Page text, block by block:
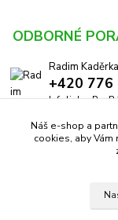
ODBORNÉ
Radim Kaděrka
+420 776
Infolinka: Po-
info@pricniky.cz
Náš e-shop a
cookies, aby Vám